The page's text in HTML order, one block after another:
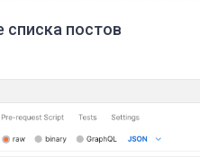
списка постов